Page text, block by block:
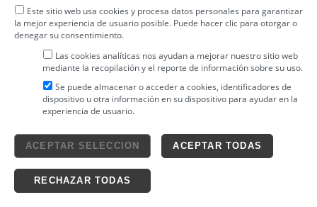
powered by4tickets S.L.
Ticketing solutions
Aviso legal
Condiciones generales
Este sitio web usa cookies y procesa datos personales para garantizar
la mejor experiencia de usuario posible. Puede hacer clic para otorgar o
denegar su consentimiento.
Las cookies analíticas nos ayudan a mejorar nuestro sitio web
mediante la recopilación y el reporte de información sobre su uso.
Se puede almacenar o acceder a cookies, identificadores de
dispositivo u otra información en su dispositivo para ayudar en la
experiencia de usuario.
ACEPTAR TODAS
ACEPTAR SELECCION
RECHAZAR TODAS